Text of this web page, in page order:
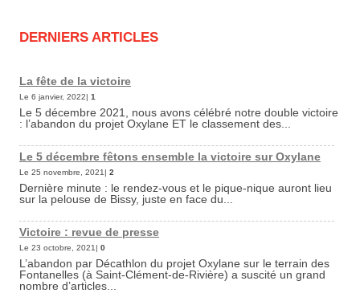
DERNIERS ARTICLES
La fête de la victoire
Le 6 janvier, 2022| 1
Le 5 décembre 2021, nous avons célébré notre double victoire
: l’abandon du projet Oxylane ET le classement des...
Le 5 décembre fêtons ensemble la victoire sur Oxylane
Le 25 novembre, 2021| 2
Dernière minute : le rendez-vous et le pique-nique auront lieu
sur la pelouse de Bissy, juste en face du...
Victoire : revue de presse
Le 23 octobre, 2021| 0
L’abandon par Décathlon du projet Oxylane sur le terrain des
Fontanelles (à Saint-Clément-de-Rivière) a suscité un grand
nombre d’articles...